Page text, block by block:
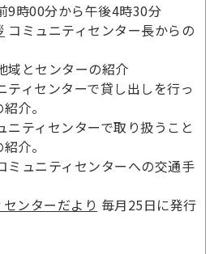
9時00分から午後4時30分
コミュニティセンター長からの
域とセンターの紹介
ティセンターで貸し出しを行っ
介。
ニティセンターで取り扱うこと
介。
ミュニティセンターへの交通手
ンターだより 毎月25日に発行